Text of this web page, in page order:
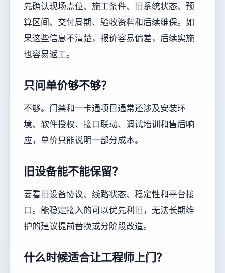
先确认现场点位、施工条件、旧系统状态、预
算区间、交付周期、验收资料和后续维保。如
果这些信息不清楚，报价容易偏差，后续实施
也容易返工。
只问单价够不够？
不够。门禁和一卡通项目通常还涉及安装环
境、软件授权、接口联动、调试培训和售后响
应，单价只能说明一部分成本。
旧设备能不能保留？
要看旧设备协议、线路状态、稳定性和平台接
口。能稳定接入的可以优先利旧，无法长期维
护的建议提前替换或分阶段改造。
什么时候适合让工程师上门？